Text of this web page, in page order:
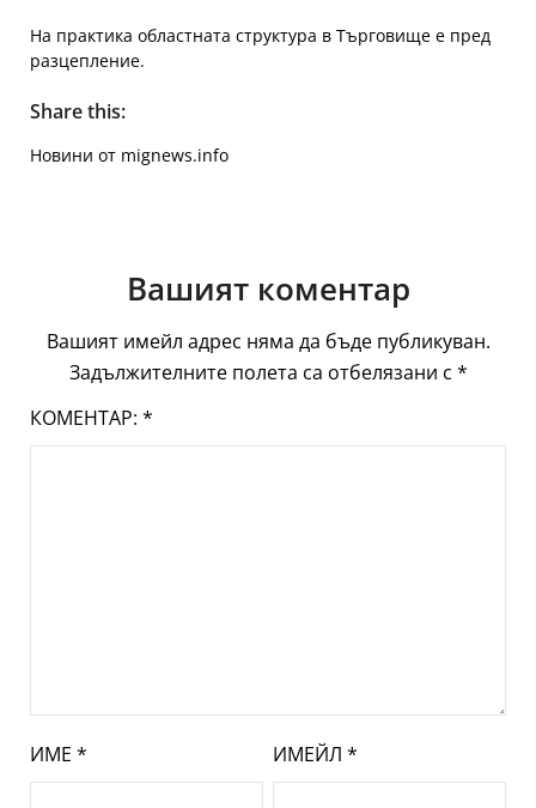
На практика областната структура в Търговище е пред
разцепление.
Share this:
Новини от mignews.info
Вашият коментар
Вашият имейл адрес няма да бъде публикуван.
Задължителните полета са отбелязани с *
КОМЕНТАР: *
ИМЕ * ИМЕЙЛ *